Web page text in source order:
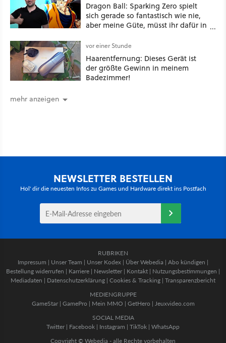
Dragon Ball: Sparking Zero spielt
sich gerade so fantastisch wie nie,
aber meine Güte, müsst ihr dafür in
vor einer Stunde
Haarentfernung: Dieses Gerät ist
der größte Gewinn in meinem
Badezimmer!
mehr anzeigen
NEWSLETTER BESTELLEN
Hol' dir die neuesten Infos zu Games und Hardware direkt ins Postfach
RUBRIKEN
Impressum | Unser Team | Unser Kodex | Über Webedia | Abo kündigen |
Bestellung widerrufen | Karriere | Newsletter | Kontakt | Nutzungsbestimmungen |
Mediadaten | Datenschutzerklärung | Cookies & Tracking | Transparenzbericht
MEDIENGRUPPE
GameStar| GamePro | Mein MMO | GetHero | Jeuxvideo.com
SOCIAL MEDIA
Twitter | Facebook | Instagram | TikTok | WhatsApp
Copyright © Webedia - alle Rechte vorbehalten